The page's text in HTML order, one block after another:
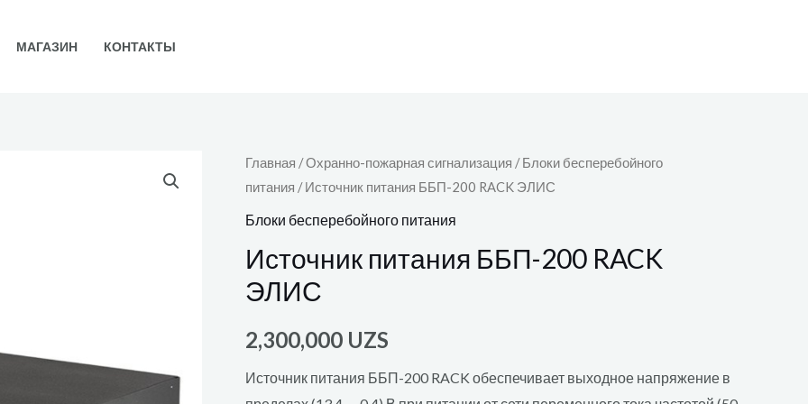
МАГАЗИН КОНТАКТЫ
Главная /Охранно-пожарная сигнализация /Блоки бесперебойного
питания / Источник питания ББП-200 RACK ЭЛИС
Блоки бесперебойного питания
Источник питания ББП-200 RACK
ЭЛИС
2,300,000 UZS
Источник питания ББП-200 RACK обеспечивает выходное напря­жение в